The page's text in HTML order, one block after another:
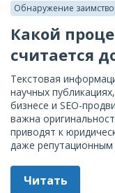
Обнаружение
Какой
считается
Текстовая
научных
бизнесе и SEO-
важна
приводят к
даже репутационным
Читать